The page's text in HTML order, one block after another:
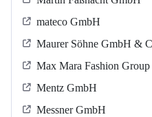
mateco GmbH
Maurer Söhne GmbH &
Max Mara Fashion Group
Mentz GmbH
Messner GmbH